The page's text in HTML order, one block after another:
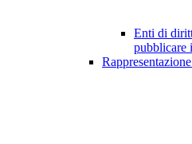
Enti di
pubblicare